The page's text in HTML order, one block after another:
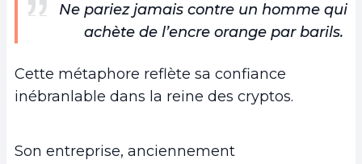
Ne pariez jamais contre un homme qui
achète de l’encre orange par barils.
Cette métaphore reflète sa confiance
inébranlable dans la reine des cryptos.
Son entreprise, anciennement